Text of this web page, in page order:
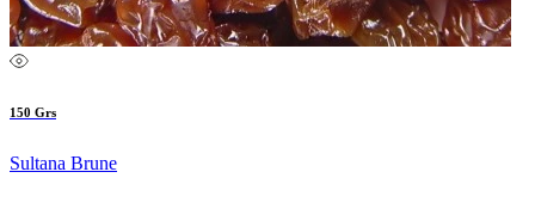
150 Grs
Sultana Brune